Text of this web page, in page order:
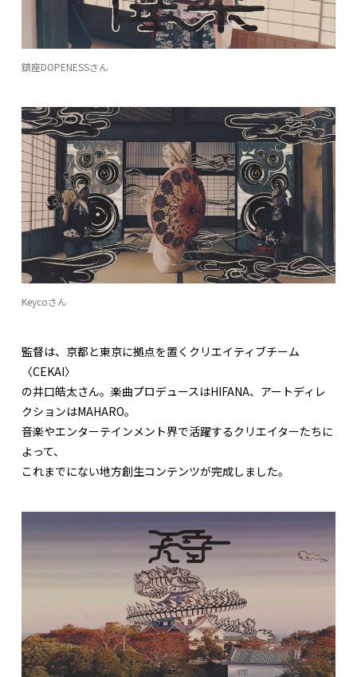
鎮座DOPENESSさん
Keycoさん
監督は、京都と東京に拠点を置くクリエイティブチーム
〈CEKAI〉
の井口皓太さん。楽曲プロデュースはHIFANA、アートディレ
クションはMAHARO。
音楽やエンターテインメント界で活躍するクリエイターたちに
よって、
これまでにない地方創生コンテンツが完成しました。